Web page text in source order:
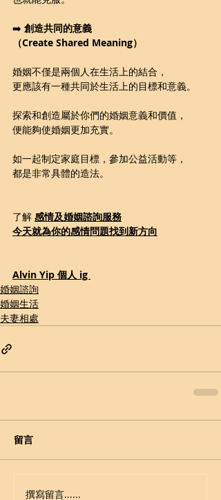
➡️ 創造共同的意義
（Create Shared Meaning）
婚姻不僅是兩個人在生活上的結合，
更應該有一種共同於生活上的目標和意義。
探索和創造屬於你們的婚姻意義和價值，
便能夠使婚姻更加充實。
如一起制定家庭目標，參加公益活動等，
都是非常具體的造法。
了解 感情及婚姻諮詢服務
今天就為你的感情問題找到新方向
Alvin Yip 個人 ig
婚姻諮詢
婚姻生活
夫妻相處
留言
撰寫留言......